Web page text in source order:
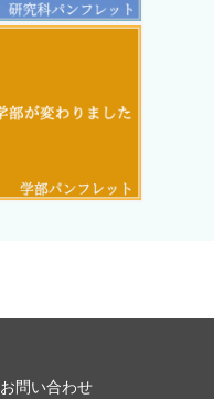
お問い合わせ